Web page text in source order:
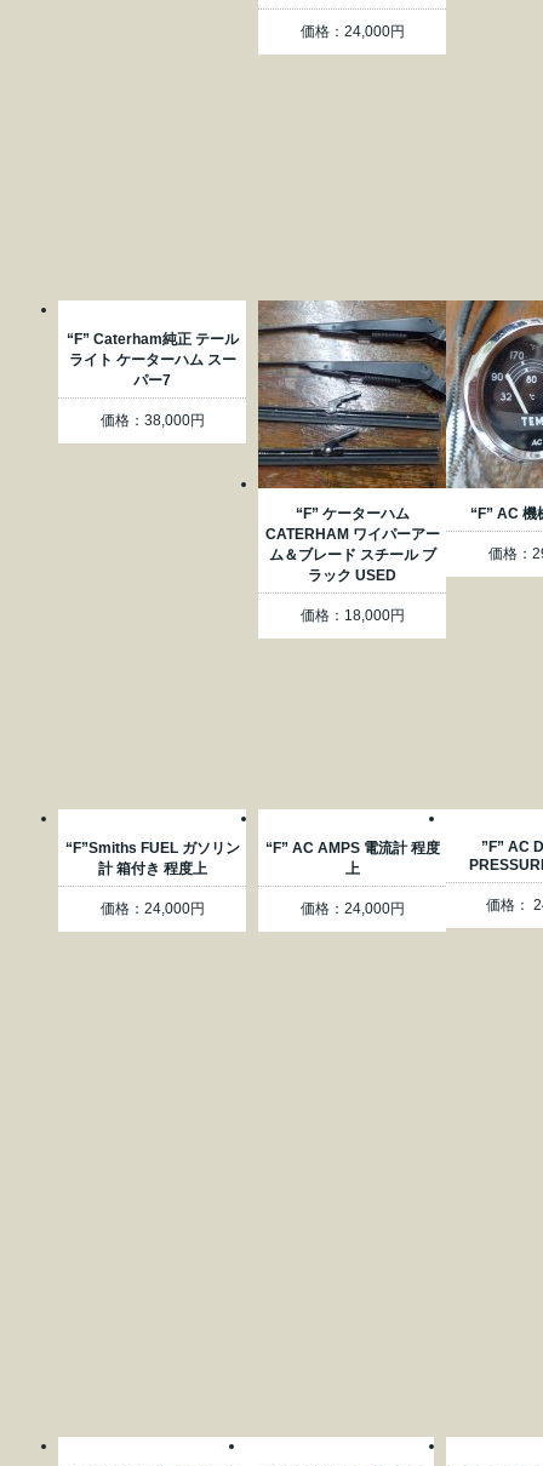
価格：24,000円
“F” Caterham純正 テール
ライト ケーターハム スー
パー7
価格：38,000円
“F” ケーターハム
CATERHAM ワイパーアー
ム＆ブレード スチール ブ
ラック USED
価格：18,000円
“F” AC 機
価格：
“F”Smiths FUEL ガソリン
計 箱付き 程度上
価格：24,000円
“F” AC AMPS 電流計 程度
上
価格：24,000円
”F” AC
価格：